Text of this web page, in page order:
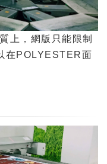
上，網版只能限制
在POLYESTER面